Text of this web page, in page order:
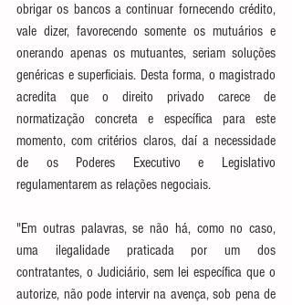
obrigar os bancos a continuar fornecendo crédito,
vale dizer, favorecendo somente os mutuários e
onerando apenas os mutuantes, seriam soluções
genéricas e superficiais. Desta forma, o magistrado
acredita que o direito privado carece de
normatização concreta e específica para este
momento, com critérios claros, daí a necessidade
de os Poderes Executivo e Legislativo
regulamentarem as relações negociais.
"Em outras palavras, se não há, como no caso,
uma ilegalidade praticada por um dos
contratantes, o Judiciário, sem lei específica que o
autorize, não pode intervir na avença, sob pena de